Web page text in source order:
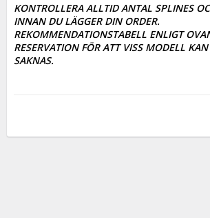
KONTROLLERA ALLTID ANTAL SPLINES
INNAN DU LÄGGER DIN ORDER.
REKOMMENDATIONSTABELL ENLIGT
RESERVATION FÖR ATT VISS MODELL KAN
SAKNAS.